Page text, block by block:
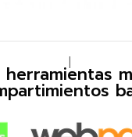
herramientas